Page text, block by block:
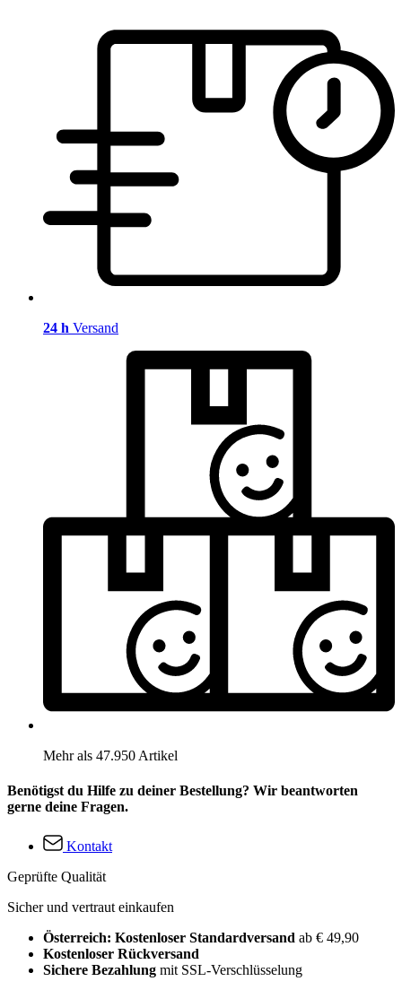
24 h Versand
Mehr als 47.950 Artikel
Benötigst du Hilfe zu deiner Bestellung? Wir beantworten
gerne deine Fragen.
Kontakt
Geprüfte Qualität
Sicher und vertraut einkaufen
Österreich: Kostenloser Standardversand ab € 49,90
Kostenloser Rückversand
Sichere Bezahlung mit SSL-Verschlüsselung